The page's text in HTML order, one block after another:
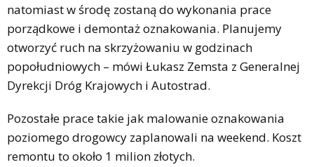
natomiast w środę zostaną do wykonania prace
porządkowe i demontaż oznakowania. Planujemy
otworzyć ruch na skrzyżowaniu w godzinach
popołudniowych – mówi Łukasz Zemsta z Generalnej
Dyrekcji Dróg Krajowych i Autostrad.
Pozostałe prace takie jak malowanie oznakowania
poziomego drogowcy zaplanowali na weekend. Koszt
remontu to około 1 milion złotych.